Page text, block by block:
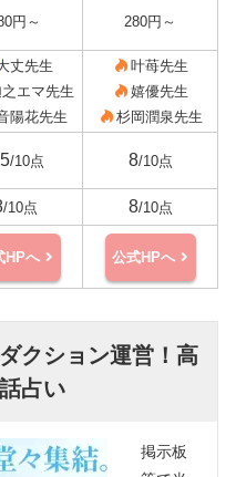
円～ 280円～
丈先生
エマ先生
陽花先生
叶苺先生
嬉優先生
杉岡潤泉先生
/10点 8/10点
/10点 8/10点
HPへ 公式HPへ
クション運営！高
占い
掲示板